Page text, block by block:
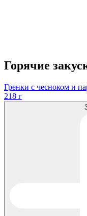
Горячие
Гренки с чесноком и
218 г